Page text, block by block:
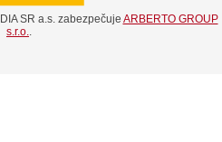
SR a.s. zabezpečuje ARBERTO GROUP
s.r.o.